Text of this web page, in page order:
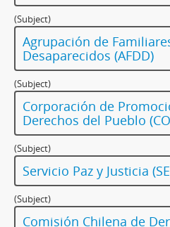
(Subject)
Agrupación de
Desaparecidos (AFDD)
(Subject)
Corporación de
Derechos del Pueblo
(Subject)
Servicio Paz y Justicia
(Subject)
Comisión Chilena de